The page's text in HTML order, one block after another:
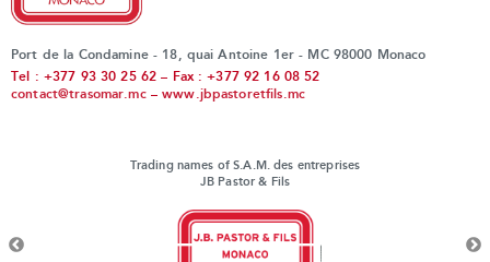
Port de la Condamine - 18, quai Antoine 1er - MC 98000 Monaco
Tel : +377 93 30 25 62 – Fax : +377 92 16 08 52
contact@trasomar.mc–www.jbpastoretfils.mc
Trading names of S.A.M. des entreprises
JB Pastor & Fils